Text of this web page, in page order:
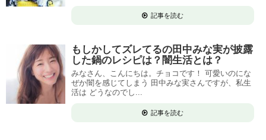
記事を読む
もしかしてズレてるの田中みな実が披露
した鍋のレシピは？闇生活とは？
みなさん、こんにちは。チョコです！ 可愛いのにな
ぜか闇を感じてしまう 田中みな実さんですが、私生
活は どうなのでし...
記事を読む